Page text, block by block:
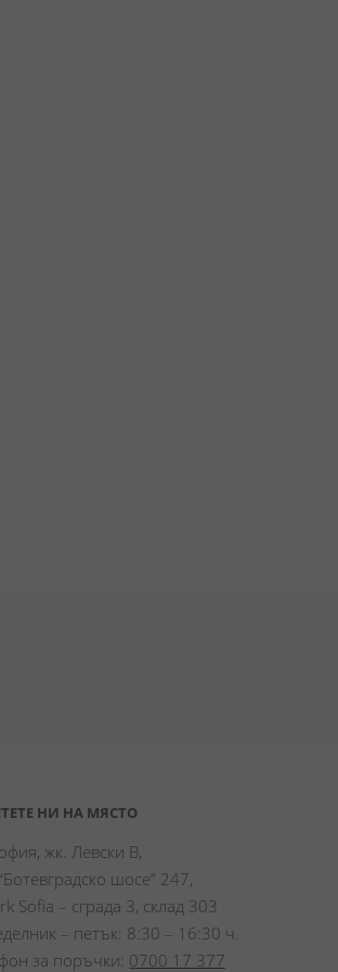
НИ НА МЯСТО
жк. Левски В,
шосе” 247,
Sofia – сграда 3, склад 303
– петък: 8:30 – 16:30 ч.
за поръчки: 0700 17 377